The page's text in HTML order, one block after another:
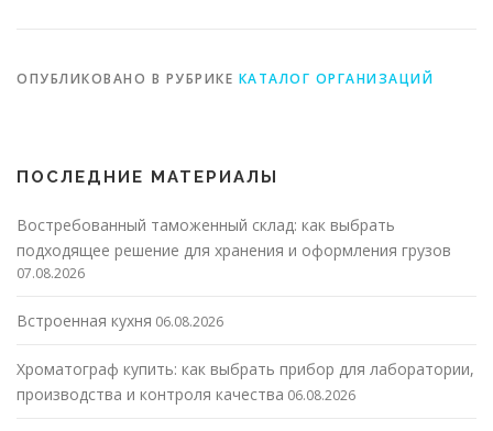
ОПУБЛИКОВАНО В РУБРИКЕ КАТАЛОГ ОРГАНИЗАЦИЙ
ПОСЛЕДНИЕ МАТЕРИАЛЫ
Востребованный таможенный склад: как выбрать
подходящее решение для хранения и оформления грузов
07.08.2026
Встроенная кухня 06.08.2026
Хроматограф купить: как выбрать прибор для лаборатории,
производства и контроля качества 06.08.2026